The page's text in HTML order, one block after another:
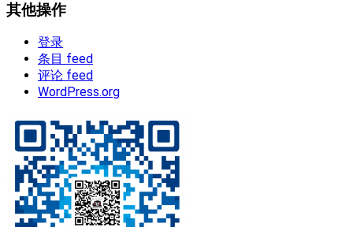
其他操作
登录
条目 feed
评论 feed
WordPress.org